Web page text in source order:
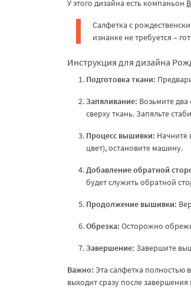
У этого дизайна есть компаньон
Салфетка с
изнанке не требуется –
Инструкция для дизайна
Подготовка ткани:
Запяливание: Возьмите
сверху ткань. Запяльте
Процесс вышивки: Начните
цвет), остановите машину.
Добавление обратной
будет служить обратной
Продолжение вышивки:
Обрезка: Осторожно
Завершение: Завершите
Важно: Эта салфетка полностью
выходит сразу после